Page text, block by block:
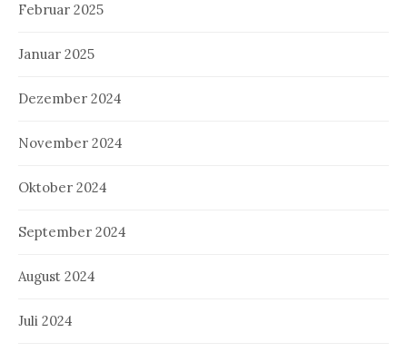
Februar 2025
Januar 2025
Dezember 2024
November 2024
Oktober 2024
September 2024
August 2024
Juli 2024